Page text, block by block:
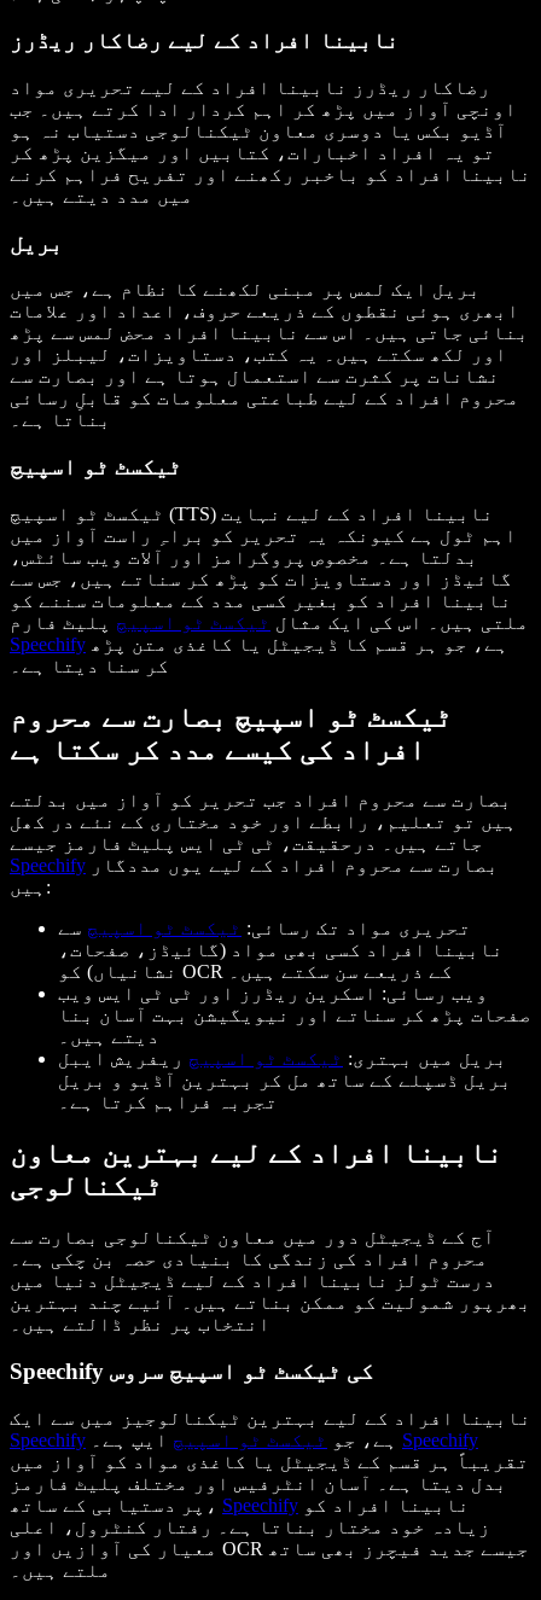
نابینا افراد کے لیے رضاکار ریڈرز
رضاکار ریڈرز نابینا افراد کے لیے تحریری مواد
اونچی آواز میں پڑھ کر اہم کردار ادا کرتے ہیں۔ جب
آڈیو بکس یا دوسری معاون ٹیکنالوجی دستیاب نہ ہو
تو یہ افراد اخبارات، کتابیں اور میگزین پڑھ کر
نابینا افراد کو باخبر رکھنے اور تفریح فراہم کرنے
میں مدد دیتے ہیں۔
بریل
بریل ایک لمس پر مبنی لکھنے کا نظام ہے، جس میں
ابھری ہوئی نقطوں کے ذریعے حروف، اعداد اور علامات
بنائی جاتی ہیں۔ اس سے نابینا افراد محض لمس سے پڑھ
اور لکھ سکتے ہیں۔ یہ کتب، دستاویزات، لیبلز اور
نشانات پر کثرت سے استعمال ہوتا ہے اور بصارت سے
محروم افراد کے لیے طباعتی معلومات کو قابلِ رسائی
بناتا ہے۔
ٹیکسٹ ٹو اسپیچ
ٹیکسٹ ٹو اسپیچ (TTS) نابینا افراد کے لیے نہایت
اہم ٹول ہے کیونکہ یہ تحریر کو براہِ راست آواز میں
بدلتا ہے۔ مخصوص پروگرامز اور آلات ویب سائٹس،
گائیڈز اور دستاویزات کو پڑھ کر سناتے ہیں، جس سے
نابینا افراد کو بغیر کسی مدد کے معلومات سننے کو
ملتی ہیں۔ اس کی ایک مثال ٹیکسٹ ٹو اسپیچ پلیٹ فارم
Speechify
کر سنا دیتا ہے۔
ٹیکسٹ ٹو اسپیچ بصارت سے محروم
افراد کی کیسے مدد کر سکتا ہے
بصارت سے محروم افراد جب تحریر کو آواز میں بدلتے
ہیں تو تعلیم، رابطے اور خود مختاری کے نئے در کھل
جاتے ہیں۔ درحقیقت، ٹی ٹی ایس پلیٹ فارمز جیسے
Speechify
ہیں:
تحریری مواد تک رسائی: ٹیکسٹ ٹو اسپیچ سے
نابینا افراد کسی بھی مواد (گائیڈز، صفحات،
نشانیاں) کو OCR کے ذریعے سن سکتے ہیں۔
ویب رسائی: اسکرین ریڈرز اور ٹی ٹی ایس ویب
صفحات پڑھ کر سناتے اور نیویگیشن بہت آسان بنا
دیتے ہیں۔
بریل میں بہتری: ٹیکسٹ ٹو اسپیچ ریفریش ایبل
بریل ڈسپلے کے ساتھ مل کر بہترین آڈیو و بریل
تجربہ فراہم کرتا ہے۔
نابینا افراد کے لیے بہترین معاون
ٹیکنالوجی
آج کے ڈیجیٹل دور میں معاون ٹیکنالوجی بصارت سے
محروم افراد کی زندگی کا بنیادی حصہ بن چکی ہے۔
درست ٹولز نابینا افراد کے لیے ڈیجیٹل دنیا میں
بھرپور شمولیت کو ممکن بناتے ہیں۔ آئیے چند بہترین
انتخاب پر نظر ڈالتے ہیں۔
Speechify کی ٹیکسٹ ٹو اسپیچ سروس
نابینا افراد کے لیے بہترین ٹیکنالوجیز میں سے ایک
Speechify
ہے، جو ٹیکسٹ ٹو اسپیچ
Speechify
تقریباً ہر قسم کے ڈیجیٹل یا کاغذی مواد کو آواز میں
بدل دیتا ہے۔ آسان انٹرفیس اور مختلف پلیٹ فارمز
پر دستیابی کے ساتھ، Speechify
زیادہ خود مختار بناتا ہے۔ رفتار کنٹرول، اعلی
معیار کی آوازیں اور OCR جیسے جدید فیچرز بھی ساتھ
ملتے ہیں۔